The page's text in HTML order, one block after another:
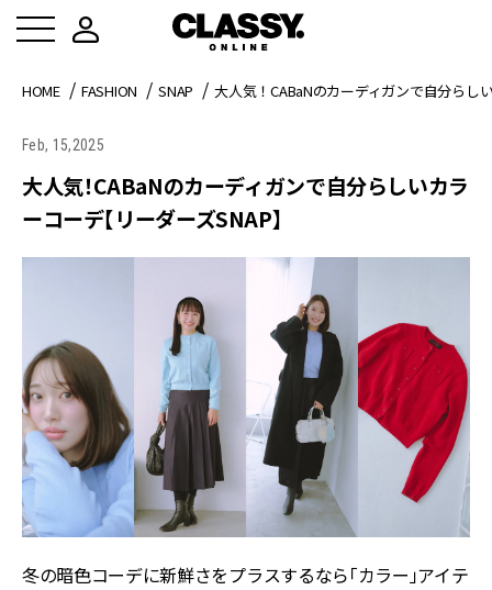
HOME FASHION SNAP 大人気！CABaNのカーディガンで自分らし
Feb, 15,2025
大人気！CABaNのカーディガンで自分らしいカラ
ーコーデ【リーダーズSNAP】
冬の暗色コーデに新鮮さをプラスするなら「カラー」アイテ